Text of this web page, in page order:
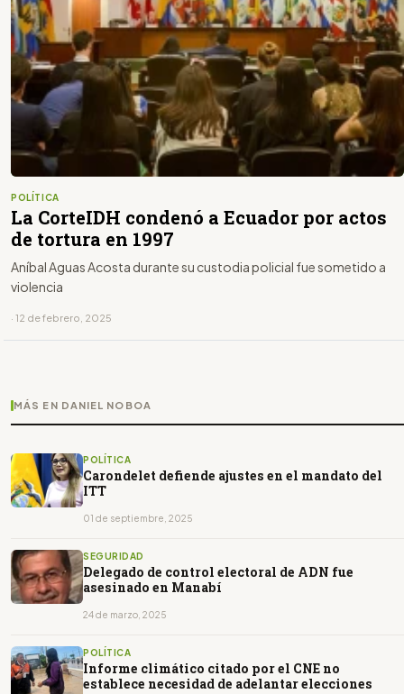
POLÍTICA
La CorteIDH condenó a Ecuador por actos
de tortura en 1997
Aníbal Aguas Acosta durante su custodia policial fue sometido a
violencia
· 12 de febrero, 2025
MÁS EN DANIEL NOBOA
POLÍTICA
Carondelet defiende ajustes en el mandato del
ITT
01 de septiembre, 2025
SEGURIDAD
Delegado de control electoral de ADN fue
asesinado en Manabí
24 de marzo, 2025
POLÍTICA
Informe climático citado por el CNE no
establece necesidad de adelantar elecciones